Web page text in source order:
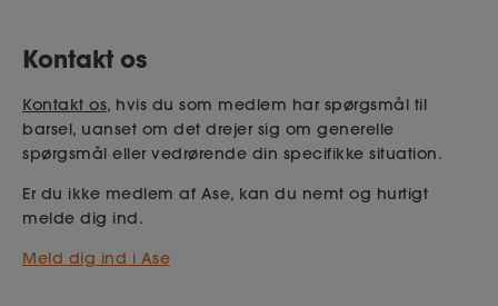
Kontakt os
Kontakt os, hvis du som medlem har spørgsmål til
barsel, uanset om det drejer sig om generelle
spørgsmål eller vedrørende din specifikke situation.
Er du ikke medlem af Ase, kan du nemt og hurtigt
melde dig ind.
Meld dig ind i Ase